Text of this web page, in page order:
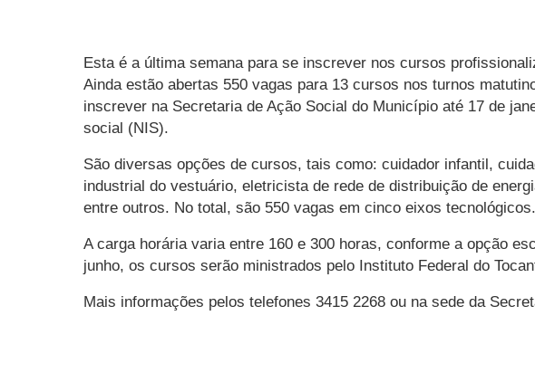
Esta é a última semana para se inscrever nos cursos
Ainda estão abertas 550 vagas para 13 cursos nos turnos
inscrever na Secretaria de Ação Social do Município até 17 de
social (NIS).
São diversas opções de cursos, tais como: cuidador infantil,
industrial do vestuário, eletricista de rede de distribuição de
entre outros. No total, são 550 vagas em cinco eixos tecnológicos.
A carga horária varia entre 160 e 300 horas, conforme a opção
junho, os cursos serão ministrados pelo Instituto Federal do
Mais informações pelos telefones 3415 2268 ou na sede da